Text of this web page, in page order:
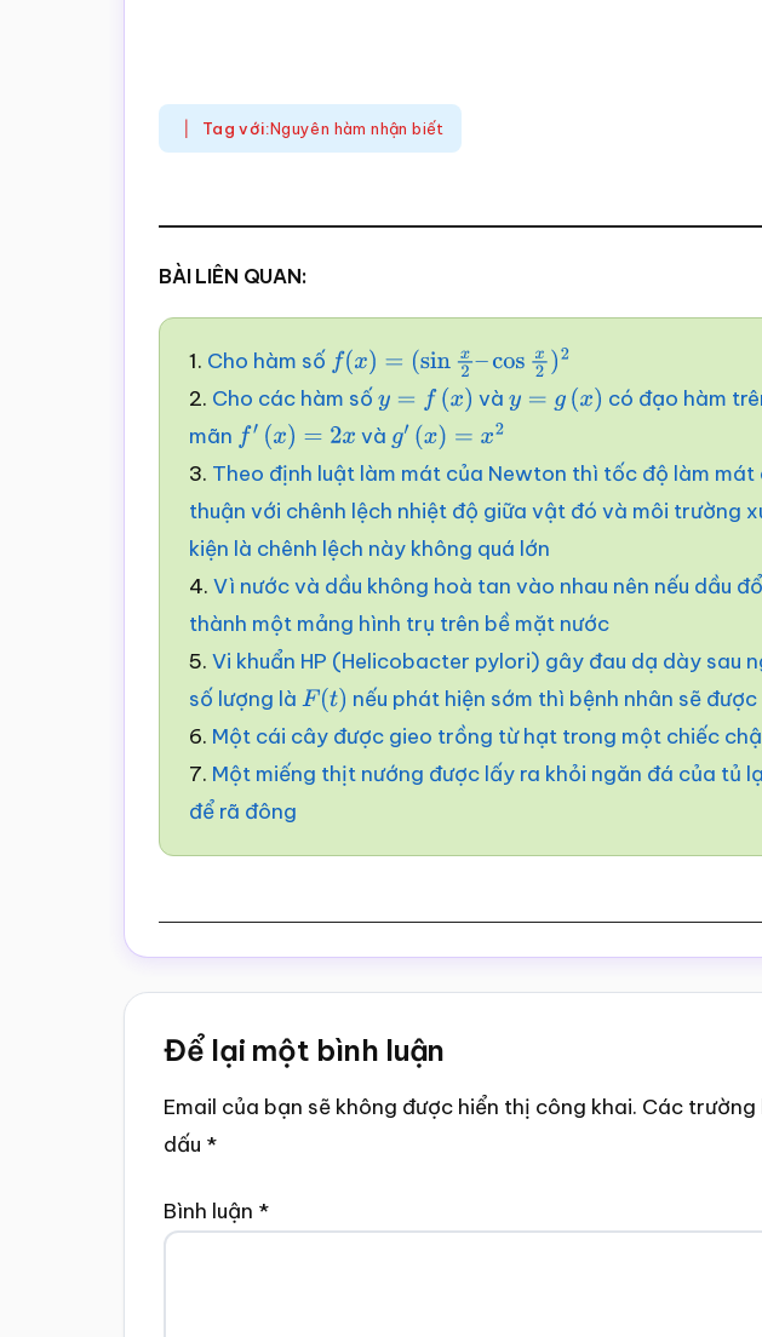
Tag với:Nguyên hàm nhận biết
BÀI LIÊN QUAN:
1. Cho hàm số f(x)= (sinx2–cosx2 )2
2. Cho các hàm số y =f( x ) vày =g (x ) có đạo hàm
mãn f′( x)= 2x và g′ (x)=x2
3. Theo định luật làm mát của Newton thì tốc độ làm
thuận với chênh lệch nhiệt độ giữa vật đó và môi trường
kiện là chênh lệch này không quá lớn
4. Vì nước và dầu không hoà tan vào nhau nên nếu dầu
thành một mảng hình trụ trên bề mặt nước
5. Vi khuẩn HP (Helicobacter pylori) gây đau dạ dày sau
số lượng là F(t) nếu phát hiện sớm thì bệnh nhân sẽ được
6. Một cái cây được gieo trồng từ hạt trong một chiếc
7. Một miếng thịt nướng được lấy ra khỏi ngăn đá của tủ
để rã đông
Reader
Interactions
Để lại một bình luận
Email của bạn sẽ không được hiển thị công khai. Các trường
dấu *
Bình luận *